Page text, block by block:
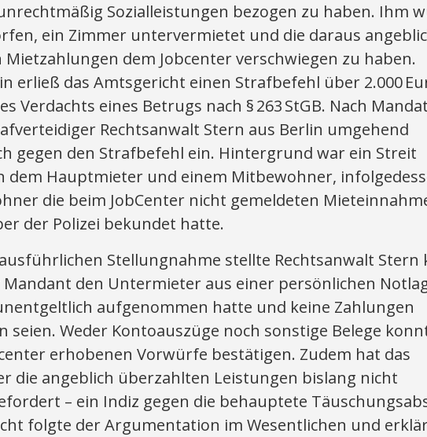
Sozialleistungen bezogen zu haben. Ihm
ein Zimmer untervermietet und die daraus
Mietzahlungen dem Jobcenter verschwiegen zu haben.
erließ das Amtsgericht einen Strafbefehl über 2.000
Verdachts eines Betrugs nach § 263 StGB. Nach
Rechtsanwalt Stern aus Berlin umgehend
gegen den Strafbefehl ein. Hintergrund war ein Streit
dem Hauptmieter und einem Mitbewohner,
die beim JobCenter nicht gemeldeten
der Polizei bekundet hatte.
Stellungnahme stellte Rechtsanwalt Stern
Mandant den Untermieter aus einer persönlichen
aufgenommen hatte und keine Zahlungen
seien. Weder Kontoauszüge noch sonstige Belege
erhobenen Vorwürfe bestätigen. Zudem hat das
die angeblich überzahlten Leistungen bislang nicht
– ein Indiz gegen die behauptete
folgte der Argumentation im Wesentlichen und